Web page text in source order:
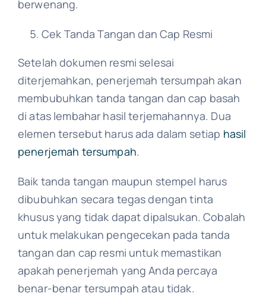
berwenang.
Cek Tanda Tangan dan Cap Resmi
Setelah dokumen resmi selesai
diterjemahkan, penerjemah tersumpah akan
membubuhkan tanda tangan dan cap basah
di atas lembahar hasil terjemahannya. Dua
elemen tersebut harus ada dalam setiap hasil
penerjemah tersumpah.
Baik tanda tangan maupun stempel harus
dibubuhkan secara tegas dengan tinta
khusus yang tidak dapat dipalsukan. Cobalah
untuk melakukan pengecekan pada tanda
tangan dan cap resmi untuk memastikan
apakah penerjemah yang Anda percaya
benar-benar tersumpah atau tidak.